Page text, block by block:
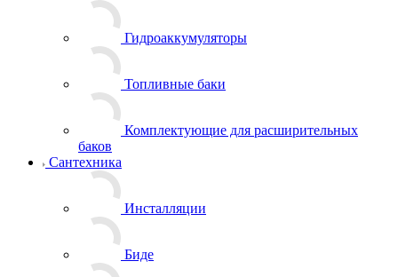
Гидроаккумуляторы
Топливные баки
Комплектующие для расширительных
баков
Сантехника
Инсталляции
Биде